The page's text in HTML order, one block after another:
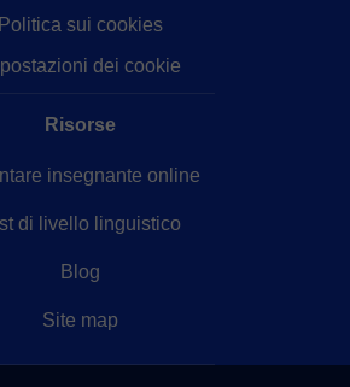
Politica sui cookies
dei cookie
Risorse
insegnante online
di livello linguistico
Blog
Site map